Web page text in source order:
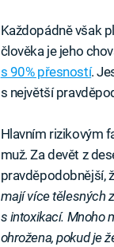
Každopádně však
člověka je jeho
s 90% přesností.
s největší
Hlavním rizikovým
muž. Za devět z
pravděpodobnější,
mají více tělesných
s intoxikací. Mnoho
ohrožena, pokud je